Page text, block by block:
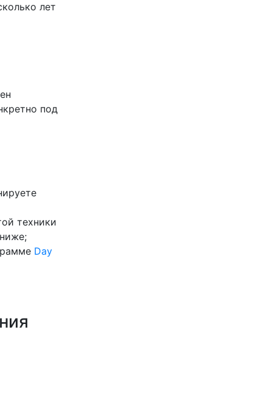
лет
под
техники
Day